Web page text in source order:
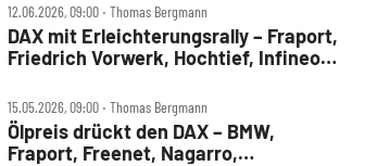
12.06.2026, 09:00 ‧ Thomas Bergmann
DAX mit Erleichterungsrally – Fraport,
Friedrich Vorwerk, Hochtief, Infineon,
15.05.2026, 09:00 ‧ Thomas Bergmann
Ölpreis drückt den DAX – BMW,
Fraport, Freenet, Nagarro,